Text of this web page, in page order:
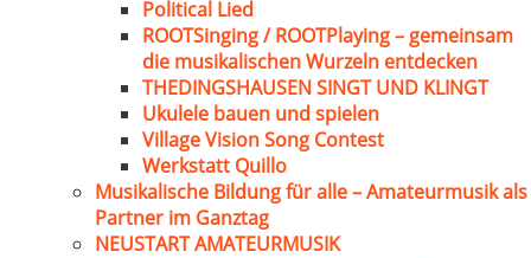
Political Lied
ROOTSinging / ROOTPlaying – gemeinsam
die musikalischen Wurzeln entdecken
THEDINGSHAUSEN SINGT UND KLINGT
Ukulele bauen und spielen
Village Vision Song Contest
Werkstatt Quillo
Musikalische Bildung für alle – Amateurmusik als
Partner im Ganztag
NEUSTART AMATEURMUSIK